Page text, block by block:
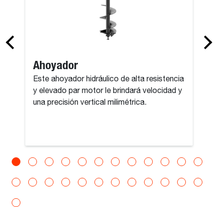
Ahoyador
Este ahoyador hidráulico de alta resistencia
y elevado par motor le brindará velocidad y
una precisión vertical milimétrica.